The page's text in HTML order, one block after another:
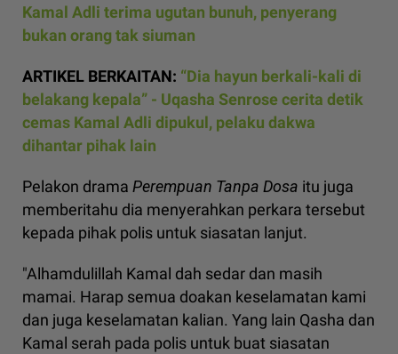
Kamal Adli terima ugutan bunuh, penyerang
bukan orang tak siuman
ARTIKEL BERKAITAN: “Dia hayun berkali-kali di
belakang kepala” - Uqasha Senrose cerita detik
cemas Kamal Adli dipukul, pelaku dakwa
dihantar pihak lain
Pelakon drama Perempuan Tanpa Dosa itu juga
memberitahu dia menyerahkan perkara tersebut
kepada pihak polis untuk siasatan lanjut.
"Alhamdulillah Kamal dah sedar dan masih
mamai. Harap semua doakan keselamatan kami
dan juga keselamatan kalian. Yang lain Qasha dan
Kamal serah pada polis untuk buat siasatan